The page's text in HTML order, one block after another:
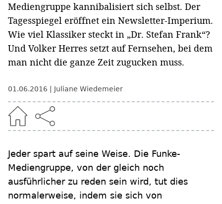
Mediengruppe kannibalisiert sich selbst. Der
Tagesspiegel eröffnet ein Newsletter-Imperium.
Wie viel Klassiker steckt in „Dr. Stefan Frank“?
Und Volker Herres setzt auf Fernsehen, bei dem
man nicht die ganze Zeit zugucken muss.
01.06.2016 Juliane Wiedemeier
Jeder spart auf seine Weise. Die Funke-
Mediengruppe, von der gleich noch
ausführlicher zu reden sein wird, tut dies
normalerweise, indem sie sich von